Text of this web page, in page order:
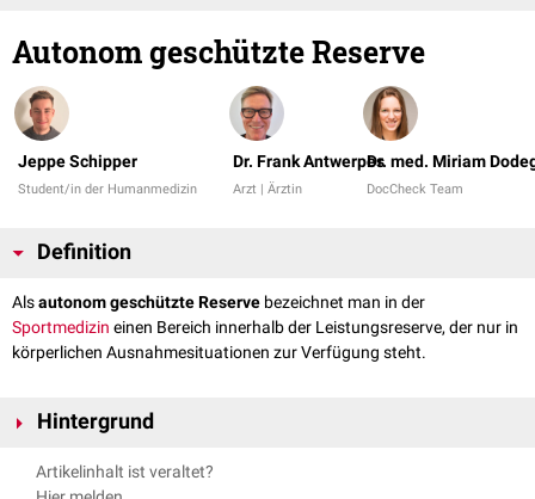
Autonom geschützte Reserve
Jeppe Schipper
Student/in der Humanmedizin
Dr. Frank Antwerpes
Arzt | Ärztin
Dr. med. Miriam
DocCheck Team
Definition
Alsautonom geschützte Reserve bezeichnet man in der
Sportmedizin einen Bereich innerhalb der Leistungsreserve, der nur in
körperlichen Ausnahmesituationen zur Verfügung steht.
Hintergrund
Bei normalem Trainingszustand macht die autonom geschützte Reserve
bis zu 30 % der körperlichen
Artikelinhalt ist veraltet?